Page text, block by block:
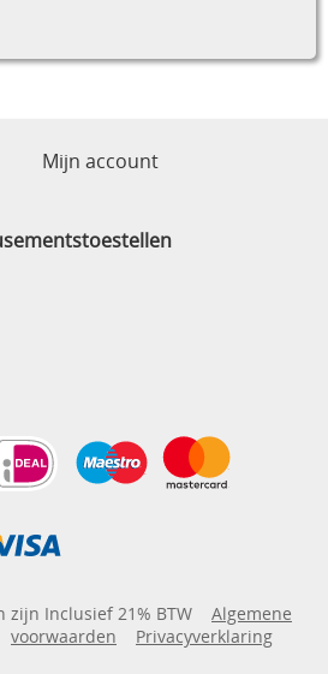
Mijn account
zijn Inclusief 21% BTW
Algemene
voorwaarden
Privacyverklaring